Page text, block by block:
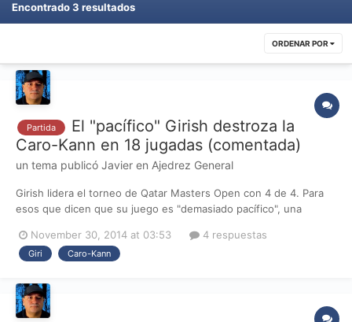
Encontrado 3 resultados
ORDENAR POR
Partida
El "pacífico" Girish destroza la
Caro-Kann en 18 jugadas (comentada)
un tema publicó Javier en Ajedrez General
Girish lidera el torneo de Qatar Masters Open con 4 de 4. Para
esos que dicen que su juego es "demasiado pacífico", una
Masters Open 2014"] [site "Doha QAT"] [Date "2014.11.29"]
[Round "4.1"] [White "Giri, Anish"] [black "Oleksienko,...
November 30, 2014 at 03:53 4 respuestas
Giri Caro-Kann